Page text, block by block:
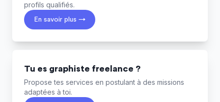
profils qualifiés.
En savoir plus →
Tu es graphiste freelance ?
Propose tes services en postulant à des missions
adaptées à toi.